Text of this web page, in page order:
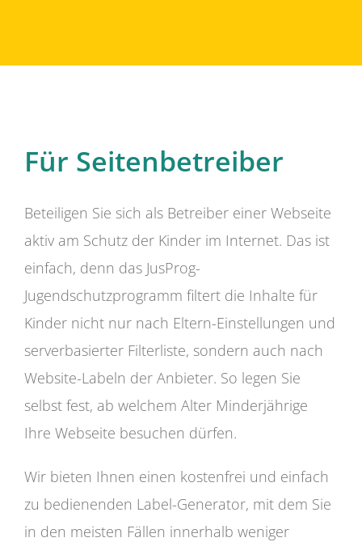
Für Seitenbetreiber
Beteiligen Sie sich als Betreiber einer Webseite
aktiv am Schutz der Kinder im Internet. Das ist
einfach, denn das JusProg-
Jugendschutzprogramm filtert die Inhalte für
Kinder nicht nur nach Eltern-Einstellungen und
serverbasierter Filterliste, sondern auch nach
Website-Labeln der Anbieter. So legen Sie
selbst fest, ab welchem Alter Minderjährige
Ihre Webseite besuchen dürfen.
Wir bieten Ihnen einen kostenfrei und einfach
zu bedienenden Label-Generator, mit dem Sie
in den meisten Fällen innerhalb weniger